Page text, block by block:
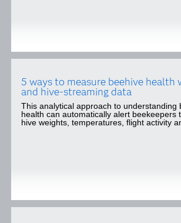
5 ways to measure beehive health
and hive-streaming data
This analytical approach to understanding
health can automatically alert beekeepers
hive weights, temperatures, flight activity